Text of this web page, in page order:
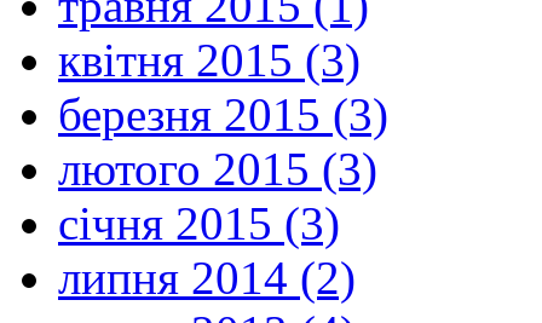
квітня 2015 (3)
березня 2015 (3)
лютого 2015 (3)
січня 2015 (3)
липня 2014 (2)